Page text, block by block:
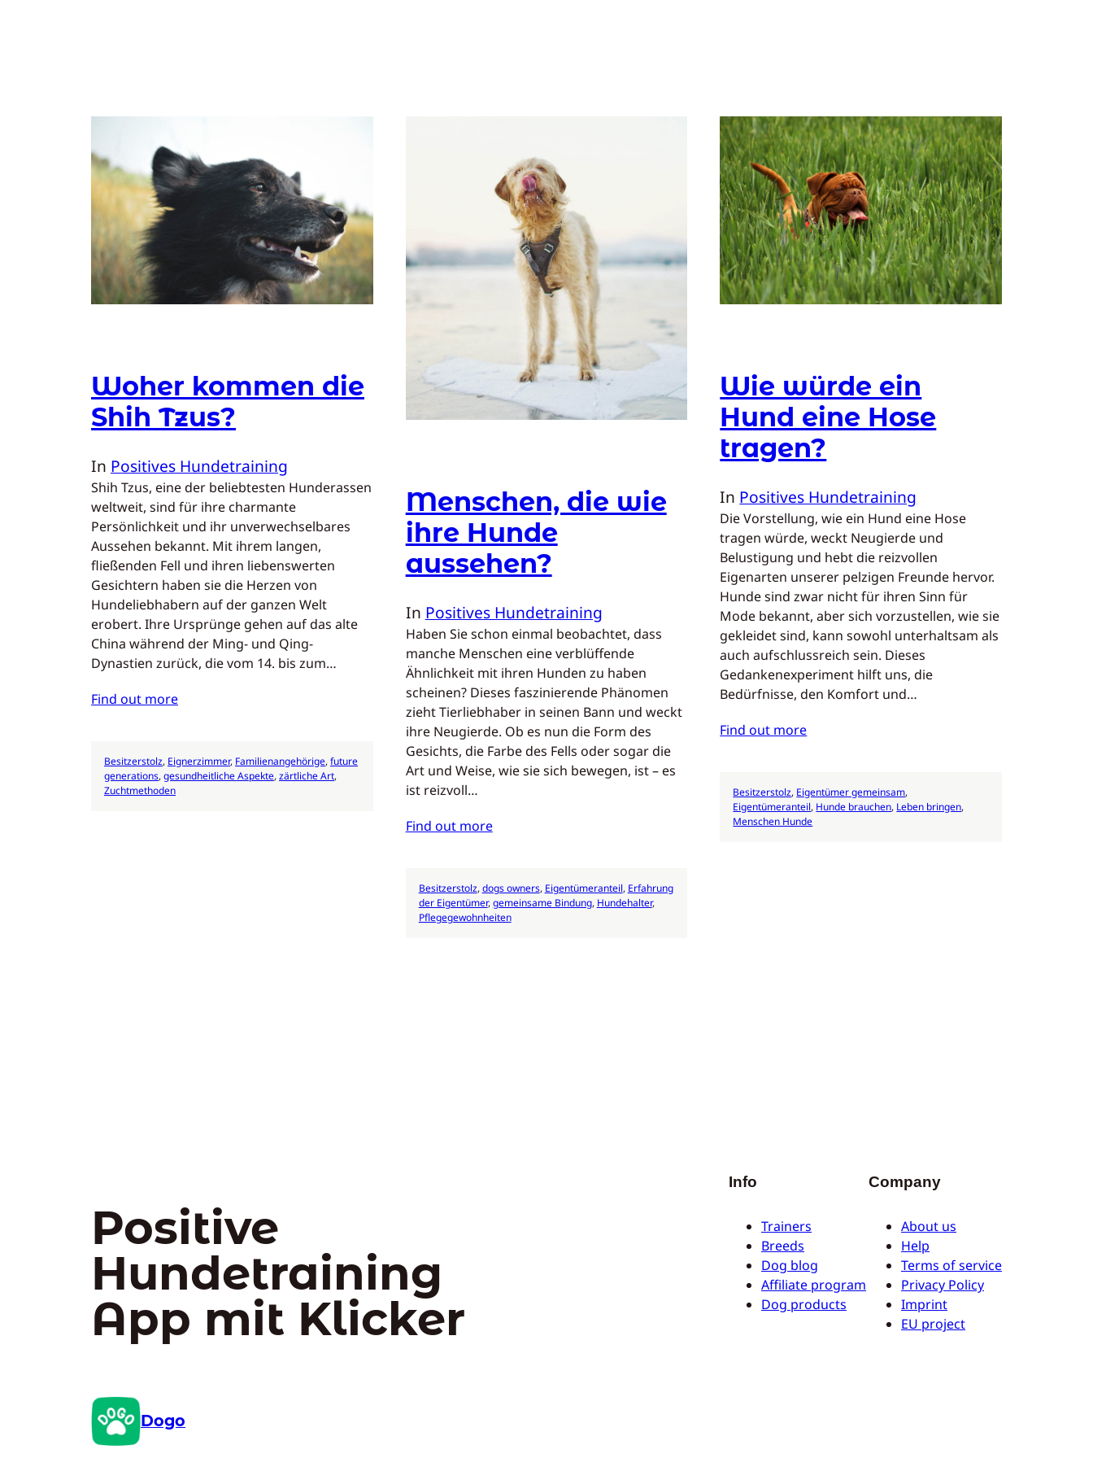
Woher kommen die
Shih Tzus?
In Positives Hundetraining
Shih Tzus, eine der beliebtesten Hunderassen
weltweit, sind für ihre charmante
Persönlichkeit und ihr unverwechselbares
Aussehen bekannt. Mit ihrem langen,
fließenden Fell und ihren liebenswerten
Gesichtern haben sie die Herzen von
Hundeliebhabern auf der ganzen Welt
erobert. Ihre Ursprünge gehen auf das alte
China während der Ming- und Qing-
Dynastien zurück, die vom 14. bis zum…
Find out more
Besitzerstolz, Eignerzimmer, Familienangehörige, future
generations, gesundheitliche Aspekte, zärtliche Art
Zuchtmethoden
Menschen, die wie
ihre Hunde
aussehen?
In Positives Hundetraining
Haben Sie schon einmal beobachtet, dass
manche Menschen eine verblüffende
Ähnlichkeit mit ihren Hunden zu haben
scheinen? Dieses faszinierende Phänomen
zieht Tierliebhaber in seinen Bann und weckt
ihre Neugierde. Ob es nun die Form des
Gesichts, die Farbe des Fells oder sogar die
Art und Weise, wie sie sich bewegen, ist – es
ist reizvoll…
Find out more
Besitzerstolz, dogs owners, Eigentümeranteil, Erfahrung
der Eigentümer, gemeinsame Bindung, Hundehalter
Pflegegewohnheiten
Wie würde ein
Hund eine Hose
tragen?
In Positives Hundetraining
Die Vorstellung, wie ein Hund eine Hose
tragen würde, weckt Neugierde und
Belustigung und hebt die reizvollen
Eigenarten unserer pelzigen Freunde hervor.
Hunde sind zwar nicht für ihren Sinn für
Mode bekannt, aber sich vorzustellen, wie sie
gekleidet sind, kann sowohl unterhaltsam als
auch aufschlussreich sein. Dieses
Gedankenexperiment hilft uns, die
Bedürfnisse, den Komfort und…
Find out more
Besitzerstolz, Eigentümer gemeinsam
Eigentümeranteil, Hunde brauchen, Leben bringen
Menschen Hunde
Positive
Hundetraining
App mit Klicker
Dogo
Info
Trainers
Breeds
Dog blog
Affiliate program
Dog products
Company
About us
Help
Terms of service
Privacy Policy
Imprint
EU project